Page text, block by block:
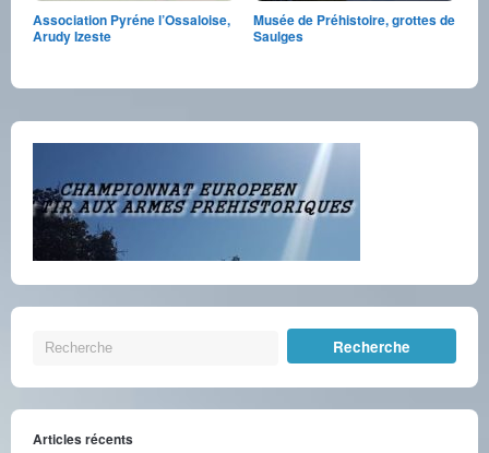
Association Pyréne l’Ossaloise,
Arudy Izeste
Musée de Préhistoire, grottes de
Saulges
Articles récents